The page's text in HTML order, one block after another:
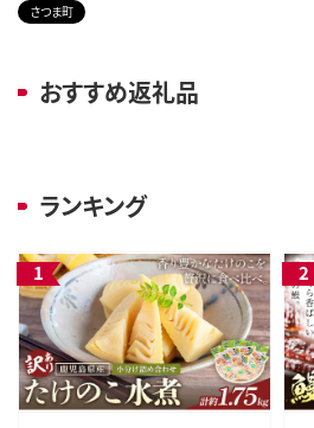
さつま町
おすすめ返礼品
ランキング